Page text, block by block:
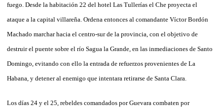
fuego. Desde la habitación 22 del hotel Las Tullerías el Che proyecta el
ataque a la capital villareña. Ordena entonces al comandante Víctor Bordón
Machado marchar hacia el centro-sur de la provincia, con el objetivo de
destruir el puente sobre el río Sagua la Grande, en las inmediaciones de Santo
Domingo, evitando con ello la entrada de refuerzos provenientes de La
Habana, y detener al enemigo que intentara retirarse de Santa Clara.
Los días 24 y el 25, rebeldes comandados por Guevara combaten por